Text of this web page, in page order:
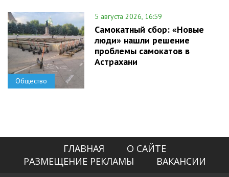
Общество
5 августа 2026, 16:59
Самокатный сбор: «Новые
люди» нашли решение
проблемы самокатов в
Астрахани
ГЛАВНАЯ
О САЙТЕ
РАЗМЕЩЕНИЕ РЕКЛАМЫ
ВАКАНСИИ